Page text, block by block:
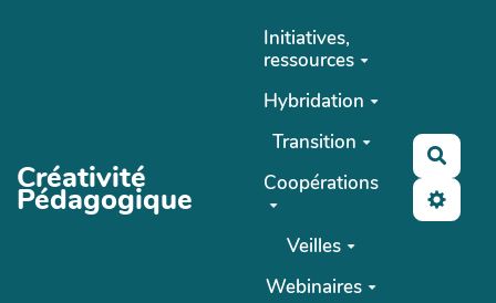
Créativité
Pédagogique
Initiatives,
ressources
Hybridation
Transition
Coopérations
Veilles
Webinaires